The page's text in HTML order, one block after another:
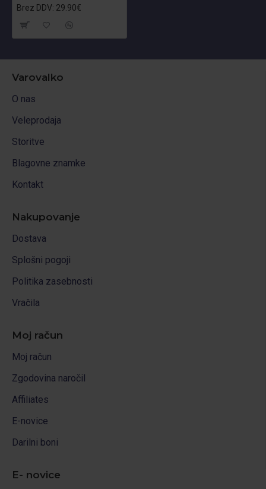
Brez DDV: 29.90€
Varovalko
O nas
Veleprodaja
Storitve
Blagovne znamke
Kontakt
Nakupovanje
Dostava
Splošni pogoji
Politika zasebnosti
Vračila
Moj račun
Moj račun
Zgodovina naročil
Affiliates
E-novice
Darilni boni
E- novice